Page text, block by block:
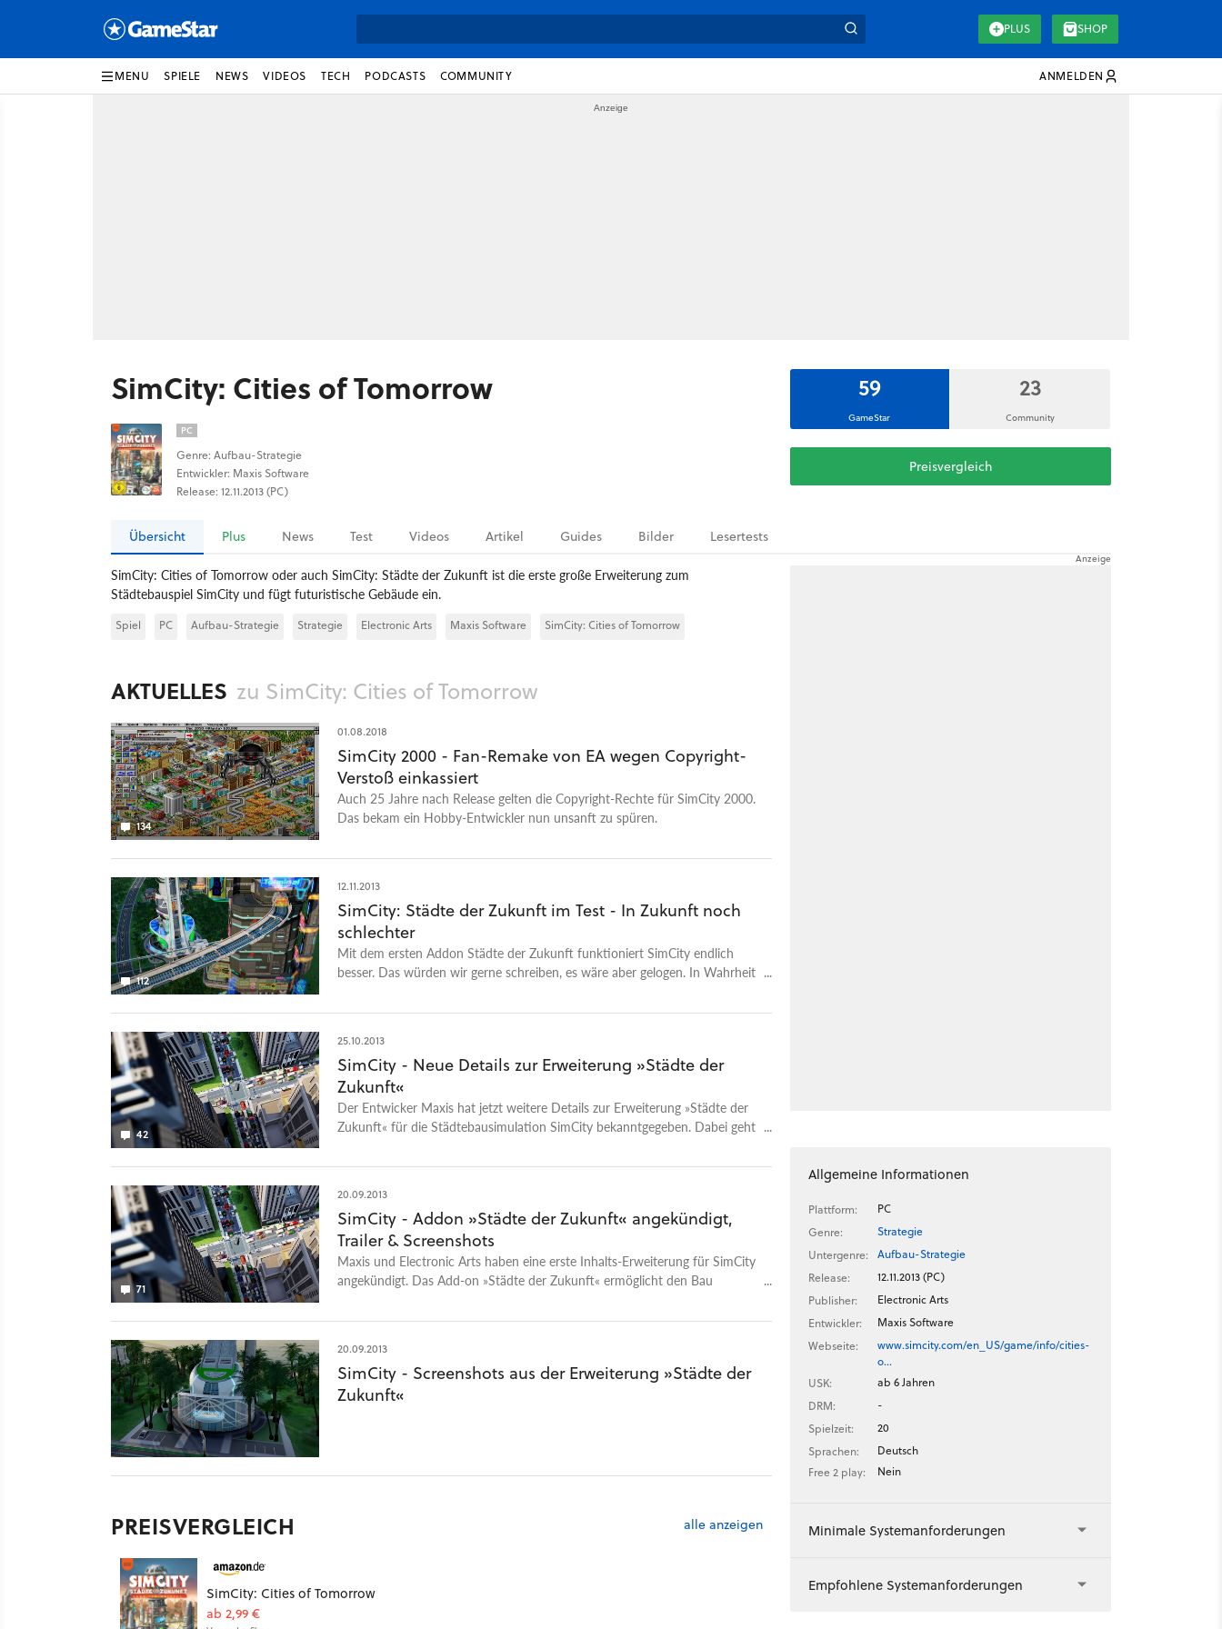
PLUS SHOP
MENU SPIELE NEWS VIDEOS TECH PODCASTS COMMUNITY ANMELDEN
SimCity: Cities of Tomorrow
PC
Genre: Aufbau-Strategie
Entwickler: Maxis Software
Release: 12.11.2013 (PC)
59
GameStar
23
Community
Preisvergleich
Übersicht Plus News Test Videos Artikel Guides Bilder Lesertests
SimCity: Cities of Tomorrow oder auch SimCity: Städte der Zukunft ist die erste große Erweiterung zum
Städtebauspiel SimCity und fügt futuristische Gebäude ein.
Spiel PC Aufbau-Strategie Strategie Electronic Arts Maxis Software SimCity: Cities of Tomorrow
AKTUELLES zu SimCity: Cities of Tomorrow
134
01.08.2018
SimCity 2000 - Fan-Remake von EA wegen Copyright-
Verstoß einkassiert
Auch 25 Jahre nach Release gelten die Copyright-Rechte für SimCity 2000.
Das bekam ein Hobby-Entwickler nun unsanft zu spüren.
112
12.11.2013
SimCity: Städte der Zukunft im Test - In Zukunft noch
schlechter
Mit dem ersten Addon Städte der Zukunft funktioniert SimCity endlich
besser. Das würden wir gerne schreiben, es wäre aber gelogen. In Wahrheit
Tomorrow zeigt.
42
25.10.2013
SimCity - Neue Details zur Erweiterung »Städte der
Zukunft«
Der Entwicker Maxis hat jetzt weitere Details zur Erweiterung »Städte der
Zukunft« für die Städtebausimulation SimCity bekanntgegeben. Dabei geht
71
20.09.2013
SimCity - Addon »Städte der Zukunft« angekündigt,
Trailer & Screenshots
Maxis und Electronic Arts haben eine erste Inhalts-Erweiterung für SimCity
angekündigt. Das Add-on »Städte der Zukunft« ermöglicht den Bau
20.09.2013
SimCity - Screenshots aus der Erweiterung »Städte der
Zukunft«
PREISVERGLEICH alle anzeigen
SimCity: Cities of Tomorrow
ab 2,99 €
Allgemeine Informationen
Plattform:
PC
Genre:
Strategie
Untergenre:
Aufbau-Strategie
Release:
12.11.2013 (PC)
Publisher:
Electronic Arts
Entwickler:
Maxis Software
Webseite:
www.simcity.com/en_US/game/info/cities-
o…
USK:
ab 6 Jahren
DRM:
-
Spielzeit:
20
Sprachen:
Deutsch
Free 2 play:
Nein
Minimale Systemanforderungen
Empfohlene Systemanforderungen